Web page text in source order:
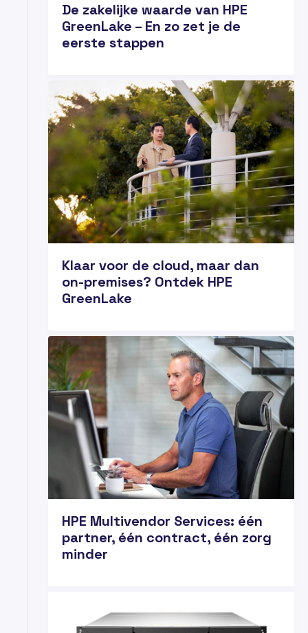
De zakelijke waarde van HPE
GreenLake – En zo zet je de
eerste stappen
Klaar voor de cloud, maar dan
on-premises? Ontdek HPE
GreenLake
HPE Multivendor Services: één
partner, één contract, één zorg
minder